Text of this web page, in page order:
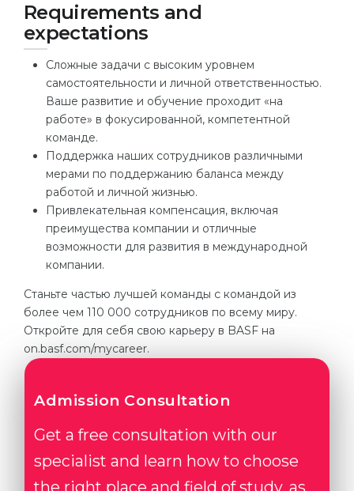
Requirements and
expectations
Сложные задачи с высоким уровнем
самостоятельности и личной ответственностью.
Ваше развитие и обучение проходит «на
работе» в фокусированной, компетентной
команде.
Поддержка наших сотрудников различными
мерами по поддержанию баланса между
работой и личной жизнью.
Привлекательная компенсация, включая
преимущества компании и отличные
возможности для развития в международной
компании.
Станьте частью лучшей команды с командой из
более чем 110 000 сотрудников по всему миру.
Откройте для себя свою карьеру в BASF на
on.basf.com/mycareer.
Admission Consultation
Get a free consultation with our
specialist and learn how to choose
the right place and field of study, as